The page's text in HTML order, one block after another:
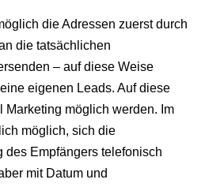
die Adressen zuerst durch
die tatsächlichen
– auf diese Weise
eigenen Leads. Auf diese
Marketing möglich werden. Im
möglich, sich die
des Empfängers telefonisch
mit Datum und